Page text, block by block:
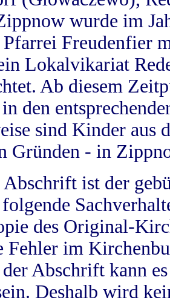
wurde im
Pfarrei Freudenfier
Lokalvikariat
Ab diesem
den
sind Kinder aus
Gründen - in
Abschrift ist der
des Original-
Fehler im
Abschrift kann
Deshalb wird